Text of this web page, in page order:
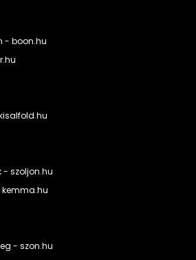
- boon.hu
- szoljon.hu
- szon.hu